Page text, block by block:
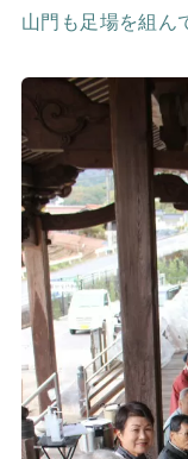
山門も足場を組ん